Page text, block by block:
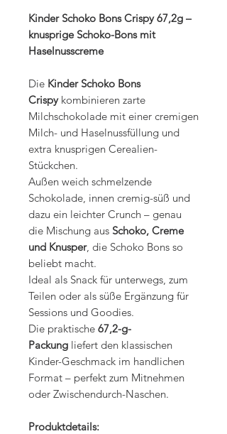
Kinder Schoko Bons Crispy 67,2g –
knusprige Schoko-Bons mit
Haselnusscreme
Die Kinder Schoko Bons
Crispykombinieren zarte
Milchschokolade mit einer cremigen
Milch- und Haselnussfüllung und
extra knusprigen Cerealien-
Stückchen.
Außen weich schmelzende
Schokolade, innen cremig-süß und
dazu ein leichter Crunch – genau
die Mischung aus Schoko, Creme
und Knusper, die Schoko Bons so
beliebt macht.
Ideal als Snack für unterwegs, zum
Teilen oder als süße Ergänzung für
Sessions und Goodies.
Die praktische 67,2-g-
Packung liefert den klassischen
Kinder-Geschmack im handlichen
Format – perfekt zum Mitnehmen
oder Zwischendurch-Naschen.
Produktdetails: